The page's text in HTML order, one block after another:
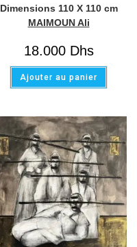
Dimensions 110 X 110 cm
MAIMOUN Ali
18.000Dhs
Ajouter au panier